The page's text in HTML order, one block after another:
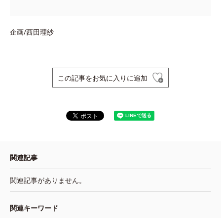
企画/西田理紗
この記事をお気に入りに追加
関連記事
関連記事がありません。
関連キーワード